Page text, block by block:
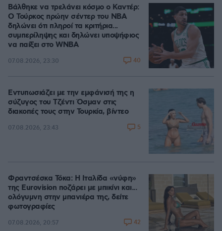
Βάλθηκε να τρελάνει κόσμο ο Καντέρ:
Ο Τούρκος πρώην σέντερ του NBA
δηλώνει ότι πληροί τα κριτήρια...
συμπερίληψης και δηλώνει υποψήφιος
να παίξει στο WNBA
07.08.2026, 23:30 40
Εντυπωσιάζει με την εμφάνισή της η
σύζυγος του Τζέντι Όσμαν στις
διακοπές τους στην Τουρκία, βίντεο
07.08.2026, 23:43 5
Φραντσέσκα Τόκα: Η Ιταλίδα «νύφη»
της Eurovision ποζάρει με μπικίνι και...
ολόγυμνη στην μπανιέρα της, δείτε
φωτογραφίες
07.08.2026, 20:57 42